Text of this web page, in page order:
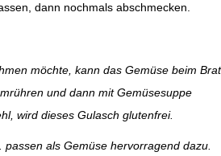
dann nochmals abschmecken.
möchte, kann das Gemüse beim
und dann mit Gemüsesuppe
wird dieses Gulasch glutenfrei.
als Gemüse hervorragend dazu.